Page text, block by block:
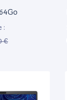
:
€